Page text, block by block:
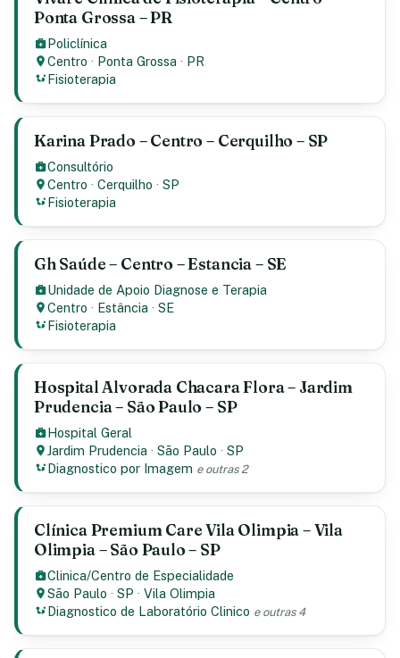
Ponta Grossa – PR
Policlínica
Centro · Ponta Grossa · PR
Fisioterapia
Karina Prado – Centro – Cerquilho – SP
Consultório
Centro ·Cerquilho ·SP
Fisioterapia
Gh Saúde – Centro – Estancia – SE
Unidade de Apoio Diagnose e Terapia
Centro · Estância ·SE
Fisioterapia
Hospital Alvorada Chacara Flora – Jardim
Prudencia – São Paulo – SP
Hospital Geral
Jardim Prudencia ·São Paulo ·SP
Diagnostico por Imagem e outras 2
Clínica Premium Care Vila Olimpia – Vila
Olimpia – São Paulo – SP
Clinica/Centro de Especialidade
São Paulo ·SP ·Vila Olimpia
Diagnostico de Laboratório Clinico e outras 4